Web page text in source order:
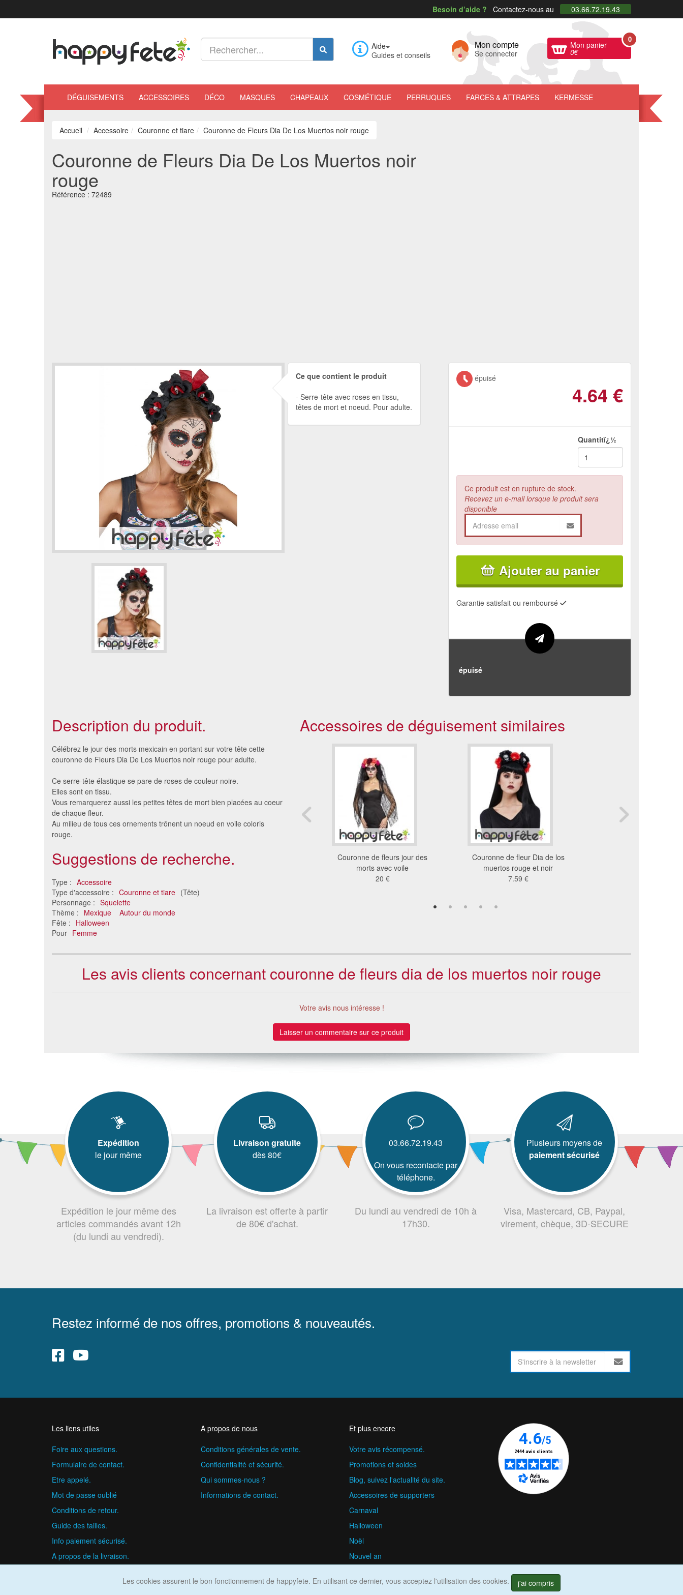
Besoin d’aide ? Contactez-nous au 03.66.72.19.43
Aide
Guides et conseils
Mon compte
Se connecter
Mon panier
0€
0
DÉGUISEMENTS ACCESSOIRES DÉCO MASQUES CHAPEAUX COSMÉTIQUE PERRUQUES FARCES & ATTRAPES KERMESSE
Accueil Accessoire Couronne et tiare Couronne de Fleurs Dia De Los Muertos noir rouge
Couronne de Fleurs Dia De Los Muertos noir
rouge
Référence : 72489
Ce que contient le produit
Serre-tête avec roses en tissu,
têtes de mort et noeud. Pour adulte.
épuisé
4.64 €
Quantitï¿½
Ce produit est en rupture de stock.
Recevez un e-mail lorsque le produit sera
disponible
Ajouter au panier
Garantie satisfait ou remboursé
épuisé
Description du produit.
Célébrez le jour des morts mexicain en portant sur votre tête cette
couronne de Fleurs Dia De Los Muertos noir rouge pour adulte.
Ce serre-tête élastique se pare de roses de couleur noire.
Elles sont en tissu.
Vous remarquerez aussi les petites têtes de mort bien placées au coeur
de chaque fleur.
Au milieu de tous ces ornements trônent un noeud en voile coloris
rouge.
Suggestions de recherche.
Type : Accessoire
Type d'accessoire : Couronne et tiare (Tête)
Personnage : Squelette
Thème : Mexique
Autour du monde
Fête : Halloween
Pour Femme
Accessoires de déguisement similaires
Couronne noire
6.32 €
Serre-tête fleurs et cornes de
démon noires
Couronne de fleurs jour des
morts avec voile
20 €
Couronne de fleur Dia de los
muertos rouge et noir
7.59 €
Les avis clients concernant couronne de fleurs dia de los muertos noir rouge
Votre avis nous intéresse !
Laisser un commentaire sur ce produit
Expédition
le jour même
Expédition le jour même des
articles commandés avant 12h
(du lundi au vendredi).
Livraison gratuite
dès 80€
La livraison est offerte à partir
de 80€ d'achat.
03.66.72.19.43
On vous recontacte par
téléphone.
Du lundi au vendredi de 10h à
17h30.
Plusieurs moyens de
paiement sécurisé
Visa, Mastercard, CB, Paypal,
virement, chèque, 3D-SECURE
Restez informé de nos offres, promotions & nouveautés.
Les liens utiles
Foire aux questions.
Formulaire de contact.
Etre appelé.
Mot de passe oublié
Conditions de retour.
Guide des tailles.
Info paiement sécurisé.
A propos de la livraison.
A propos de nous
Conditions générales de vente.
Confidentialité et sécurité.
Qui sommes-nous ?
Informations de contact.
Et plus encore
Votre avis récompensé.
Promotions et soldes
Blog, suivez l'actualité du site.
Accessoires de supporters
Carnaval
Halloween
Noël
Nouvel an
Les cookies assurent le bon fonctionnement de happyfete. En utilisant ce dernier, vous acceptez l'utilisation des cookies.
j'ai compris